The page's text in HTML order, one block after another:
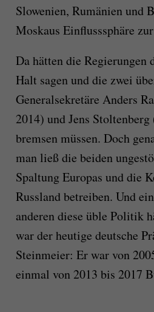
Slowenien, Rumänien und
Moskaus Einflusssphäre
Da hätten die Regierungen
Halt sagen und die zwei
Generalsekretäre Anders
2014) und Jens
bremsen müssen. Doch
man ließ die beiden
Spaltung Europas und die
Russland betreiben. Und
anderen diese üble Politik
war der heutige deutsche
Steinmeier: Er war von
einmal von 2013 bis 2017